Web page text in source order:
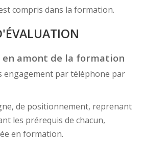
compris dans la formation.
amont de la formation
engagement par téléphone par
de positionnement, reprenant
les prérequis de chacun,
en formation.